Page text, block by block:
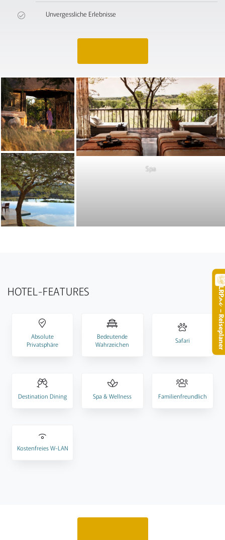
–
Unvergessliche Erlebnisse
Spa
HOTEL-FEATURES
Absolute
Privatsphäre
Bedeutende
Wahrzeichen
Safari
Destination Dining Spa & Wellness Familienfreundlich
Kostenfreies W-LAN